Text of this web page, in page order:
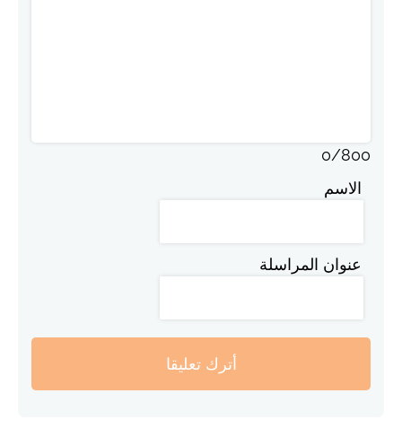
0/800
الاسم
عنوان المراسلة
أترك تعليقا